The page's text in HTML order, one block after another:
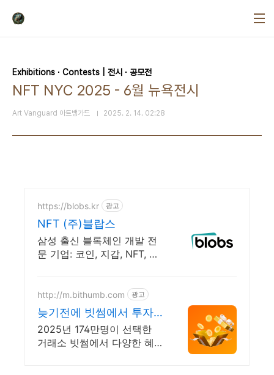
Exhibitions ∙ Contests | 전시 ∙ 공모전
NFT NYC 2025 - 6월 뉴욕전시
Art Vanguard 아트뱅가드 2025. 2. 14. 02:28
https://blobs.kr 광고
NFT (주)블랍스
삼성 출신 블록체인 개발 전
문 기업: 코인, 지갑, NFT, 스
http://m.bithumb.com 광고
늦기전에 빗썸에서 투자
하세요 신규 가입 시 5만
원 혜택
2025년 174만명이 선택한
거래소 빗썸에서 다양한 혜